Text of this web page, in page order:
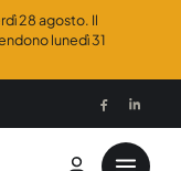
28 agosto. Il
lunedì 31